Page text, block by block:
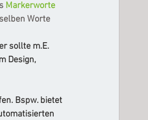
Markerworte
Worte
sollte m.E.
Design,
Bspw. bietet